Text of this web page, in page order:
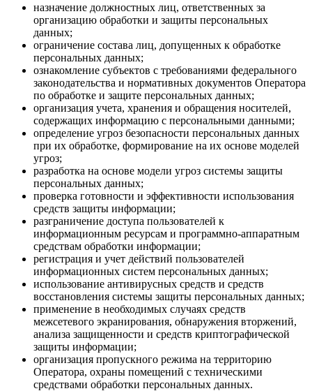
назначение должностных лиц, ответственных за
организацию обработки и защиты персональных
данных;
ограничение состава лиц, допущенных к обработке
персональных данных;
ознакомление субъектов с требованиями федерального
законодательства и нормативных документов Оператора
по обработке и защите персональных данных;
организация учета, хранения и обращения носителей,
содержащих информацию с персональными данными;
определение угроз безопасности персональных данных
при их обработке, формирование на их основе моделей
угроз;
разработка на основе модели угроз системы защиты
персональных данных;
проверка готовности и эффективности использования
средств защиты информации;
разграничение доступа пользователей к
информационным ресурсам и программно-аппаратным
средствам обработки информации;
регистрация и учет действий пользователей
информационных систем персональных данных;
использование антивирусных средств и средств
восстановления системы защиты персональных данных;
применение в необходимых случаях средств
межсетевого экранирования, обнаружения вторжений,
анализа защищенности и средств криптографической
защиты информации;
организация пропускного режима на территорию
Оператора, охраны помещений с техническими
средствами обработки персональных данных.